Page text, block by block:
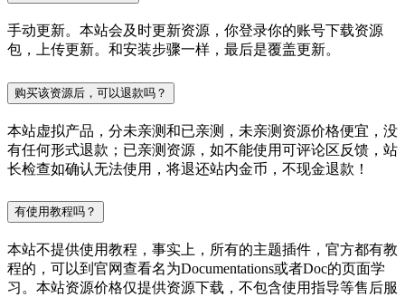
手动更新。本站会及时更新资源，你登录你的账号下载资源
包，上传更新。和安装步骤一样，最后是覆盖更新。
购买该资源后，可以退款吗？
本站虚拟产品，分未亲测和已亲测，未亲测资源价格便宜，没
有任何形式退款；已亲测资源，如不能使用可评论区反馈，站
长检查如确认无法使用，将退还站内金币，不现金退款！
有使用教程吗？
本站不提供使用教程，事实上，所有的主题插件，官方都有教
程的，可以到官网查看名为Documentations或者Doc的页面学
习。本站资源价格仅提供资源下载，不包含使用指导等售后服